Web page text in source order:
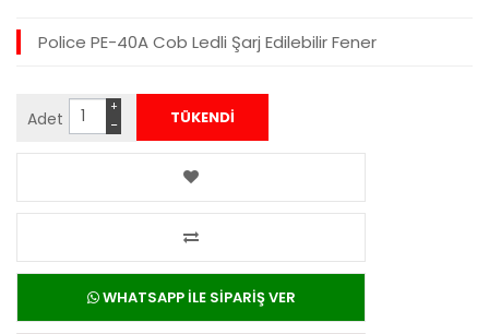
Police PE-40A Cob Ledli Şarj Edilebilir Fener
Adet −
+
WHATSAPP İLE SİPARİŞ VER